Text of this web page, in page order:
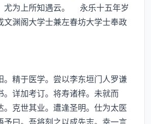
尤为上所知遇云。 永乐十五年岁
文渊阁大学士兼左春坊大学士奉政
精于医学。尝以李东垣门人罗谦
。详加考订。将寿诸梓。未就而
。克世其业。遭逢圣明。仕为太医
予曰。吾将刻之以成先志。幸一言